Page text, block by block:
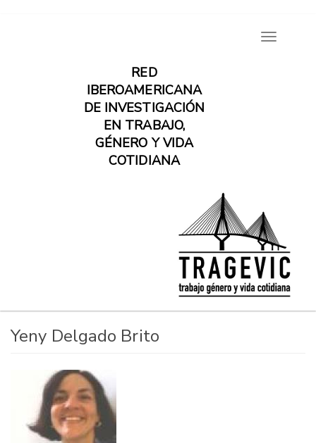
RED
IBEROAMERICANA
DE INVESTIGACIÓN
EN TRABAJO,
GÉNERO Y VIDA
COTIDIANA
Toggle
Yeny Delgado Brito